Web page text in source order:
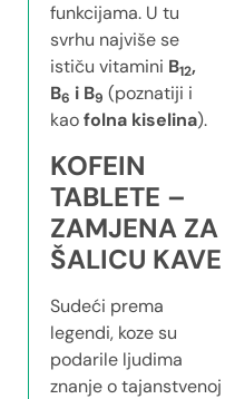
funkcijama. U tu
svrhu najviše se
ističu vitamini B12,
B6 i B9 (poznatiji i
kaofolna kiselina).
KOFEIN
TABLETE –
ZAMJENA ZA
ŠALICU KAVE
Sudeći prema
legendi, koze su
podarile ljudima
znanje o tajanstvenoj